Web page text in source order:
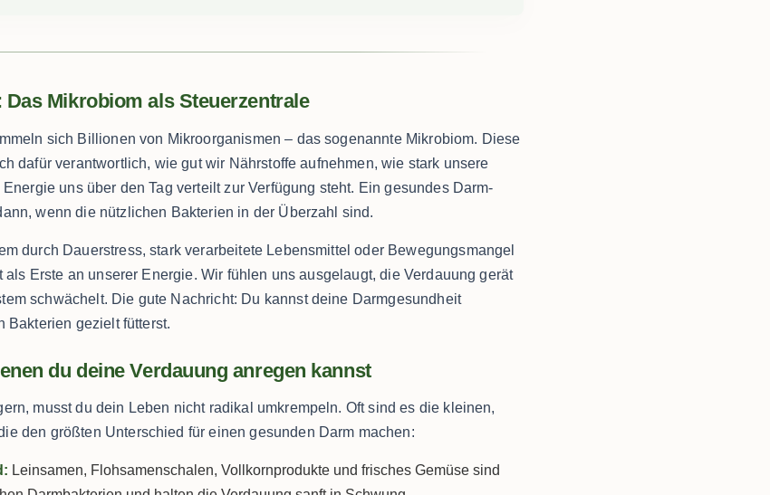
Mikrobiom als Steuerzentrale
sich Billionen von Mikroorganismen – das sogenannte Mikrobiom. Diese
dafür verantwortlich, wie gut wir Nährstoffe aufnehmen, wie stark unsere
uns über den Tag verteilt zur Verfügung steht. Ein gesundes Darm-
wenn die nützlichen Bakterien in der Überzahl sind.
durch Dauerstress, stark verarbeitete Lebensmittel oder Bewegungsmangel
als Erste an unserer Energie. Wir fühlen uns ausgelaugt, die Verdauung gerät
schwächelt. Die gute Nachricht: Du kannst deine Darmgesundheit
Bakterien gezielt fütterst.
du deine Verdauung anregen kannst
musst du dein Leben nicht radikal umkrempeln. Oft sind es die kleinen,
den größten Unterschied für einen gesunden Darm machen:
Leinsamen, Flohsamenschalen, Vollkornprodukte und frisches Gemüse sind